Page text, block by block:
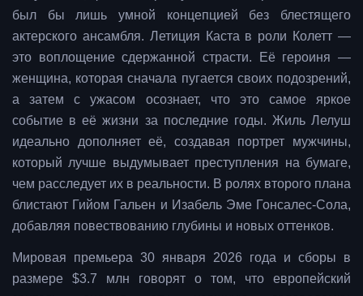
был бы лишь умной концепцией без блестящего
актерского ансамбля. Летиция Каста в роли Колетт —
это воплощение сдержанной страсти. Её героиня —
женщина, которая сначала пугается своих подозрений,
а затем с ужасом осознает, что это самое яркое
событие в её жизни за последние годы. Жиль Лелуш
идеально дополняет её, создавая портрет мужчины,
который лучше выдумывает преступления на бумаге,
чем расследует их в реальности. В ролях второго плана
блистают Гийом Гальен и Изабель Эме Гонсалес-Сола,
добавляя повествованию глубины и новых оттенков.
Мировая премьера 30 января 2026 года и сборы в
размере $3.7 млн говорят о том, что европейский